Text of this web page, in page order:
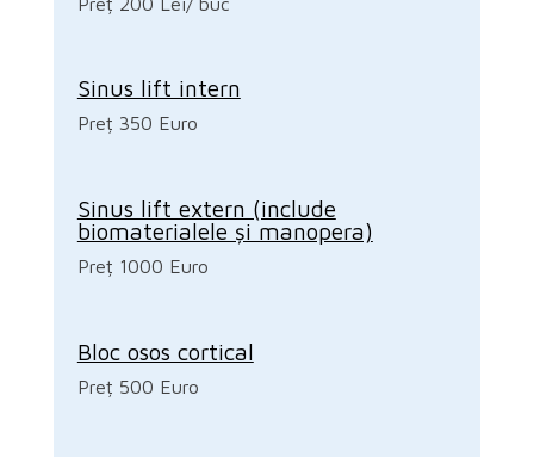
Sinus lift intern
Preț 350 Euro
Sinus lift extern (include
biomaterialele și manopera)
Preț 1000 Euro
Bloc osos cortical
Preț 500 Euro